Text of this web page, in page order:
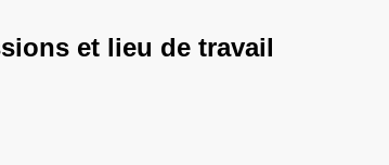
et lieu de travail